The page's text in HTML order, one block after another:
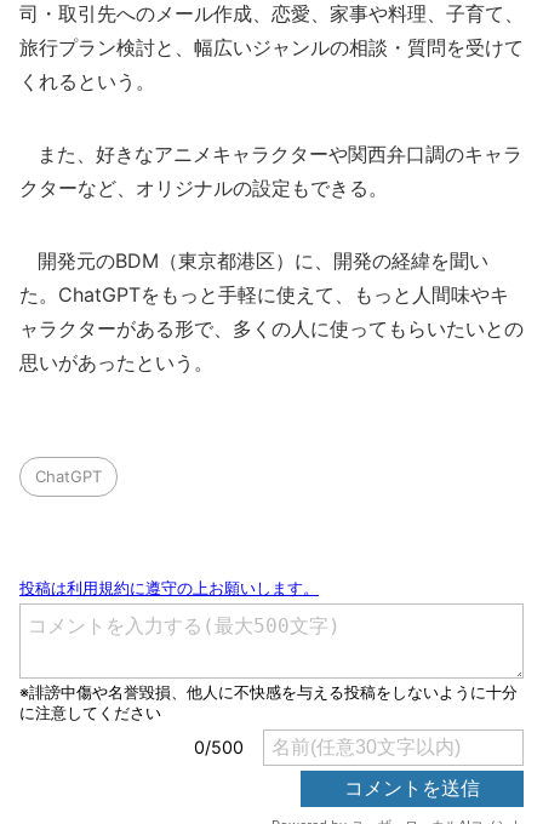
司・取引先へのメール作成、恋愛、家事や料理、子育て、
旅行プラン検討と、幅広いジャンルの相談・質問を受けて
くれるという。
また、好きなアニメキャラクターや関西弁口調のキャラ
クターなど、オリジナルの設定もできる。
開発元のBDM（東京都港区）に、開発の経緯を聞い
た。ChatGPTをもっと手軽に使えて、もっと人間味やキ
ャラクターがある形で、多くの人に使ってもらいたいとの
思いがあったという。
ChatGPT